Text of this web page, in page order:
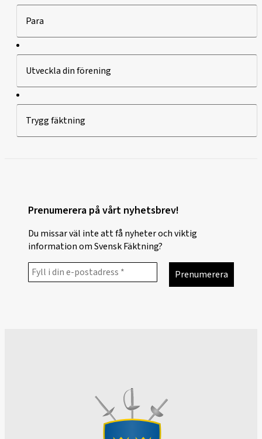
Para
Utveckla din förening
Trygg fäktning
Prenumerera på vårt nyhetsbrev!
Du missar väl inte att få nyheter och viktig
information om Svensk Fäktning?